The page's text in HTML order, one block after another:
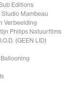
Editions
Studio Mambeau
Verbeelding
Philips Natuurfilms
(GEEN LID)